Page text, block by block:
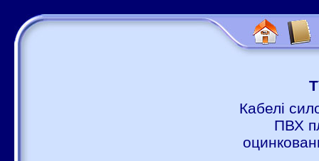
Кабелі
ПВХ